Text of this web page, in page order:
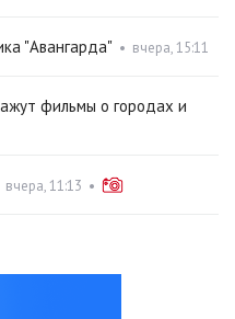
"Авангарда" • вчера, 15:11
фильмы о городах и
вчера, 11:13 •